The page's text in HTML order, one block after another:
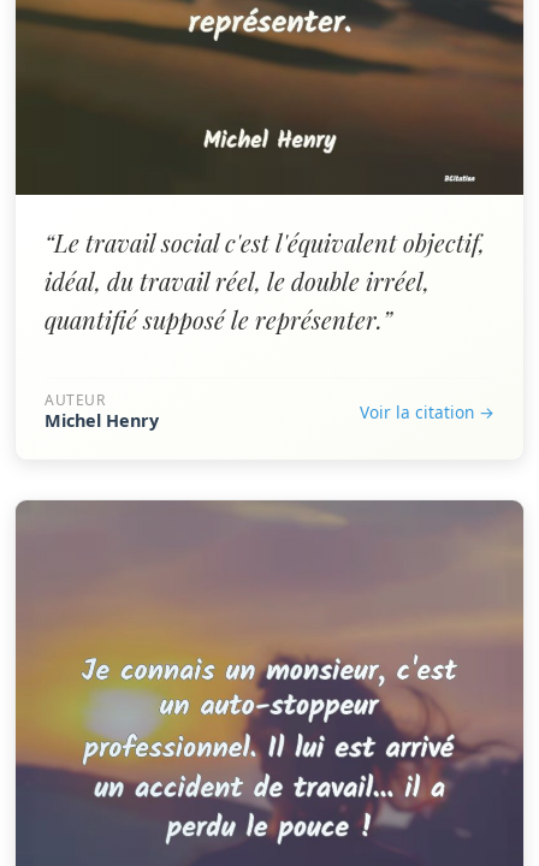
“Le travail social c'est l'équivalent objectif,
idéal, du travail réel, le double irréel,
quantifié supposé le représenter.”
AUTEUR
Michel Henry Voir la citation →